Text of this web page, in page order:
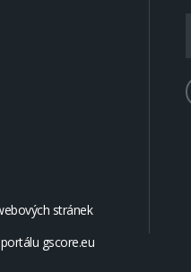
stránek
gscore.eu